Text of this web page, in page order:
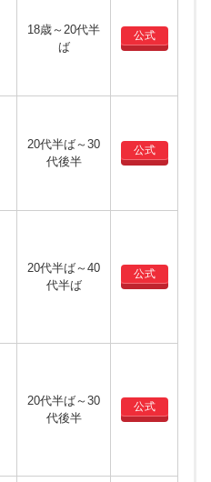
18歳～20代半
ば
公式
20代半ば～30
代後半
公式
20代半ば～40
代半ば
公式
20代半ば～30
代後半
公式